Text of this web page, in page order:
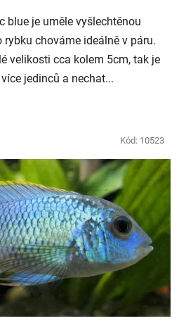
blue je uměle vyšlechtěnou
chováme ideálně v páru.
velikosti cca kolem 5cm, tak je
jedinců a nechat...
Kód: 10523